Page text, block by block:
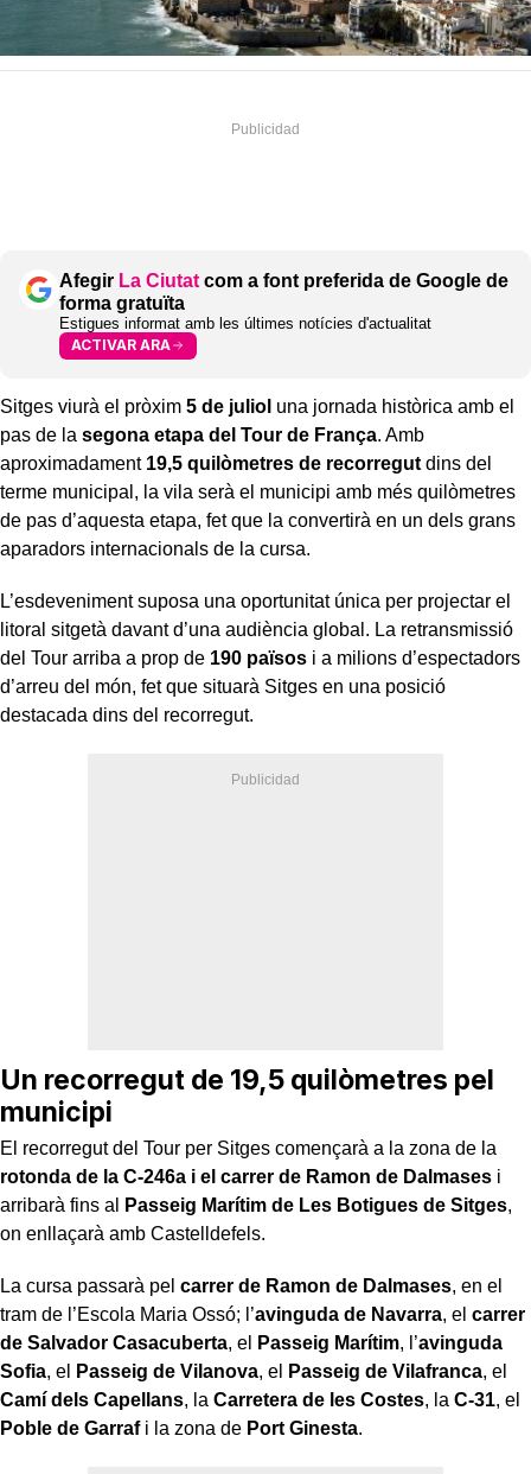
Afegir La Ciutat com a font preferida de Google de
forma gratuïta
Estigues informat amb les últimes notícies d'actualitat
ACTIVAR ARA
Sitges viurà el pròxim 5 de juliol una jornada històrica amb el
pas de la segona etapa del Tour de França. Amb
aproximadament 19,5 quilòmetres de recorregut dins del
terme municipal, la vila serà el municipi amb més quilòmetres
de pas d’aquesta etapa, fet que la convertirà en un dels grans
aparadors internacionals de la cursa.
L’esdeveniment suposa una oportunitat única per projectar el
litoral sitgetà davant d’una audiència global. La retransmissió
del Tour arriba a prop de 190 països i a milions d’espectadors
d’arreu del món, fet que situarà Sitges en una posició
destacada dins del recorregut.
Un recorregut de 19,5 quilòmetres pel
municipi
El recorregut del Tour per Sitges començarà a la zona de la
rotonda de la C-246a i el carrer de Ramon de Dalmases i
arribarà fins al
Passeig Marítim de Les Botigues de Sitges,
on enllaçarà amb Castelldefels.
La cursa passarà pel carrer de Ramon de Dalmases, en el
tram de l’Escola Maria Ossó; l’avinguda de Navarra, el carrer
de Salvador Casacuberta, el Passeig Marítim, l’avinguda
Sofia, el Passeig de Vilanova, el Passeig de Vilafranca, el
Camí dels Capellans, la Carretera de les Costes, la C-31, el
Poble de Garrafi la zona de Port Ginesta.